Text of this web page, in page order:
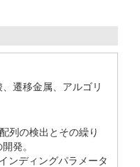
遷移金属、アルゴリ
列の検出とその繰り
発。
ンディングパラメータ